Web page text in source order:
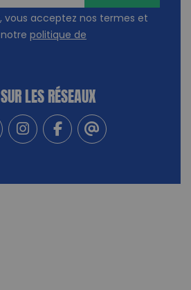
vous acceptez nos termes et
politique de
LES RÉSEAUX